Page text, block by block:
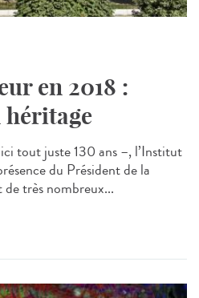
en 2018 :
héritage
tout juste 130 ans –, l’Institut
du Président de la
très nombreux...